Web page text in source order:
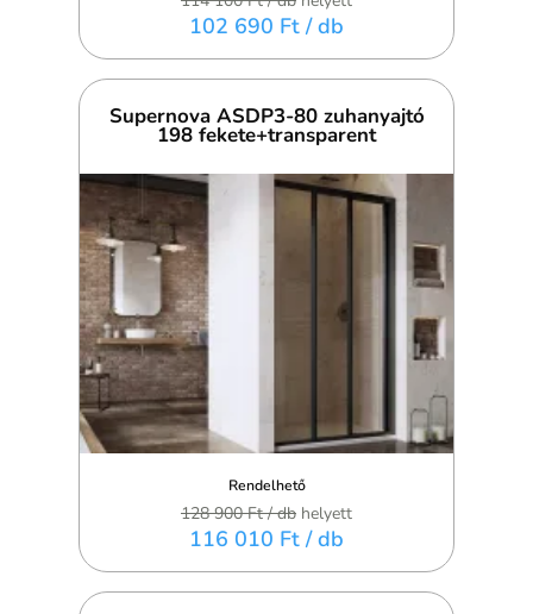
102 690 Ft / db
Supernova ASDP3-80 zuhanyajtó
198 fekete+transparent
Rendelhető
128 900 Ft/ db helyett
116 010 Ft / db